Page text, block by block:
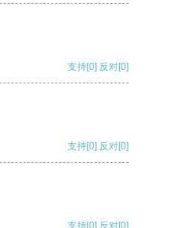
支持[0] 反对[0]
支持[0] 反对[0]
支持[0] 反对[0]